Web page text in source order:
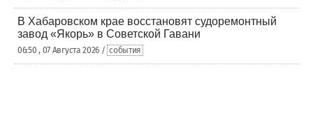
В Хабаровском крае восстановят судоремонтный
завод «Якорь» в Советской Гавани
06:50 , 07 Августа 2026 / события